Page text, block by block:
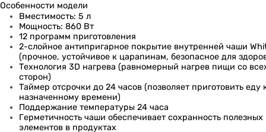
Особенности модели
Вместимость: 5 л
Мощность: 860 Вт
12 программ приготовления
2-слойное антипригарное покрытие внутренней чаши
(прочное, устойчивое к царапинам, безопасное для
Технология 3D нагрева (равномерный нагрев пищи со
сторон)
Таймер отсрочки до 24 часов (позволяет приготовить еду
назначенному времени)
Поддержание температуры 24 часа
Герметичность чаши обеспечивает сохранность полезных
элементов в продуктах